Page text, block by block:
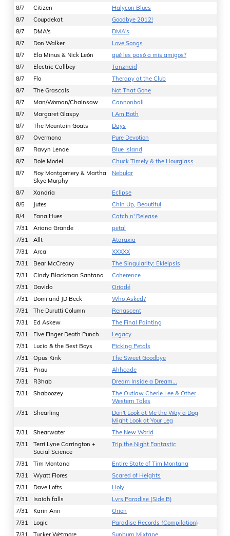
8/7
Citizen
Halycon Blues
8/7
Coupdekat
Goodbye 2012!
8/7
DMA's
DMA's
8/7
Don Walker
Love Songs
8/7
Ela Minus & Nick León
qué les pasó a mis amigos?
8/7
Electric Callboy
Tanzneid
8/7
Flo
Therapy at the Club
8/7
The Grascals
Not That Gone
8/7
Man/Woman/Chainsaw
Cannonball
8/7
Margaret Glaspy
I Am Both
8/7
The Mountain Goats
Days
8/7
Overmono
Pure Devotion
8/7
Ravyn Lenae
Blue Island
8/7
Role Model
Chuck Timely & the Hourglass
8/7
Roy Montgomery & Martha
Skye Murphy
Nebular
8/7 Xandria
Eclipse
8/5
Jutes
Chin Up, Beautiful
8/4
Fana Hues
Catch n' Release
7/31
Ariana Grande
petal
7/31
Allt
Ataraxia
7/31
Arca
XXXXX
7/31
Bear McCreary
The Singularity: Ekleipsis
7/31
Cindy Blackman Santana
Coherence
7/31
Davido
Oriadé
7/31
Domi and JD Beck
Who Asked?
7/31
The Durutti Column
Renascent
7/31
Ed Askew
The Final Painting
7/31
Five Finger Death Punch
Legacy
7/31
Lucia & the Best Boys
Picking Petals
7/31
Opus Kink
The Sweet Goodbye
7/31
Pnau
Ahhcade
7/31
R3hab
Dream Inside a Dream...
7/31
Shaboozey
The Outlaw Cherie Lee & Other
Western Tales
7/31
Shearling
Don't Look at Me the Way a Dog
Might Look at Your Leg
7/31
Shearwater
The New World
7/31
Terri Lyne Carrington +
Social Science
Trip the Night Fantastic
7/31 Tim Montana
Entire State of Tim Montana
7/31
Wyatt Flores
Scared of Heights
7/31
Dave Lofts
Holy
7/31
Isaiah falls
‎Lvrs Paradise (Side B)
7/31
Karin Ann
Orion
7/31
Logic
Paradise Records (Compilation)
7/31
Tucker Wetmore Sunburn Mixtape